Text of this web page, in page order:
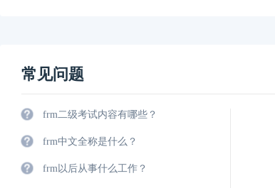
常见问题
frm二级考试内容有哪些？
frm中文全称是什么？
frm以后从事什么工作？